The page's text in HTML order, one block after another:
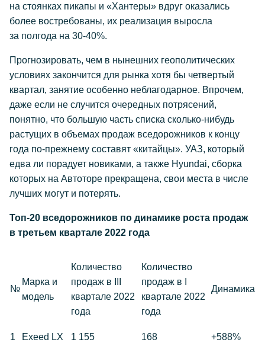
на стоянках пикапы и «Хантеры» вдруг оказались
более востребованы, их реализация выросла
за полгода на 30-40%.
Прогнозировать, чем в нынешних геополитических
условиях закончится для рынка хотя бы четвертый
квартал, занятие особенно неблагодарное. Впрочем,
даже если не случится очередных потрясений,
понятно, что большую часть списка сколько-нибудь
растущих в объемах продаж вседорожников к концу
года по-прежнему составят «китайцы». УАЗ, который
едва ли порадует новиками, а также Hyundai, сборка
которых на Автоторе прекращена, свои места в числе
лучших могут и потерять.
Топ-20 вседорожников по динамике роста продаж
в третьем квартале 2022 года
№
Марка и
модель
Количество
продаж в III
квартале 2022
года
Количество
продаж в I
квартале 2022
года
Динамика
1 Exeed LX 1 155 168 +588%